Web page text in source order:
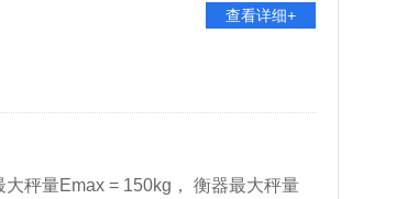
查看详细+
秤量Emax = 150kg， 衡器最大秤量